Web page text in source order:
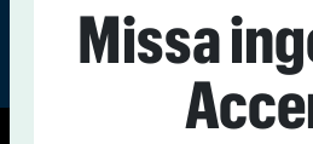
Missa